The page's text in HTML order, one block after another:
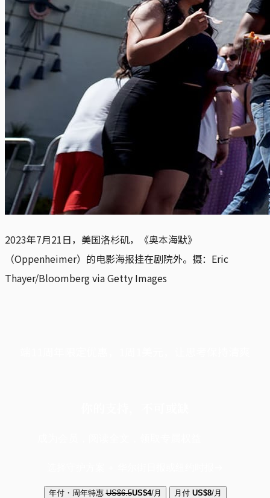
2023年7月21日，美国洛杉矶，《奥本海默》
（Oppenheimer）的电影海报挂在剧院外。摄：Eric
Thayer/Bloomberg via Getty Images
年付・周年特惠 US$6.5US$4/月 月付 US$8/月